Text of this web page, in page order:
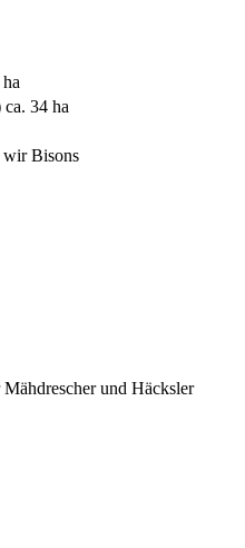
34 ha
wir Bisons
und Häcksler